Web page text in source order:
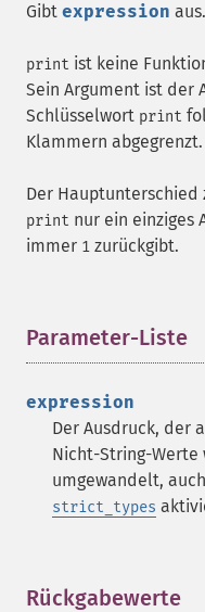
Gibt expression aus.
print ist keine
Sein Argument ist der
Schlüsselwort print
Klammern abgegrenzt.
Der Hauptunterschied
print nur ein einziges
immer 1 zurückgibt.
Parameter-Liste
expression
Der Ausdruck, der
Nicht-String-Werte
umgewandelt,
strict_types
Rückgabewerte